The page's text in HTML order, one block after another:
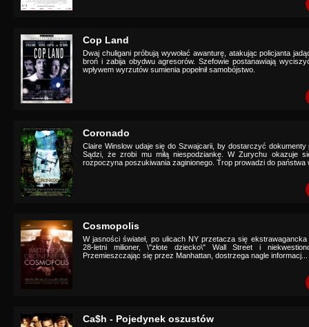
Cop Land
Dwaj chuligani próbują wywołać awanturę, atakując policjanta
broń i zabija obydwu agresorów. Szefowie postanawiają
wpływem wyrzutów sumienia popełnił samobójstwo.
Coronado
Claire Winslow udaje się do Szwajcarii, by dostarczyć
Sądzi, że zrobi mu miłą niespodziankę. W Zurychu okazuje
rozpoczyna poszukiwania zaginionego. Trop prowadzi do państwa
Cosmopolis
W jasności świateł, po ulicach NY przetacza się
28-letni milioner, \"złote dziecko\" Wall Street i
Przemieszczając się przez Manhattan, dostrzega nagle informacj...
Ca$h - Pojedynek oszustów